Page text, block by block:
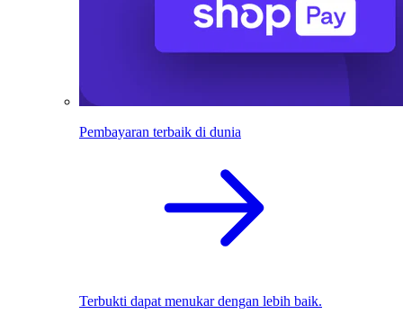
Pembayaran terbaik di dunia
Terbukti dapat menukar dengan lebih baik.